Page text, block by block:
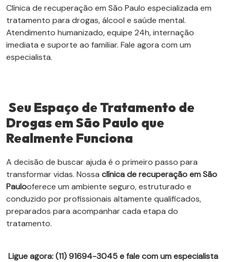
Clínica de recuperação em São Paulo especializada em
tratamento para drogas, álcool e saúde mental.
Atendimento humanizado, equipe 24h, internação
imediata e suporte ao familiar. Fale agora com um
especialista.
Seu Espaço de Tratamento de
Drogas em São Paulo que
Realmente Funciona
A decisão de buscar ajuda é o primeiro passo para
transformar vidas. Nossa clínica de recuperação em São
Paulooferece um ambiente seguro, estruturado e
conduzido por profissionais altamente qualificados,
preparados para acompanhar cada etapa do
tratamento.
Ligue agora: (11) 91694-3045 e fale com um especialista